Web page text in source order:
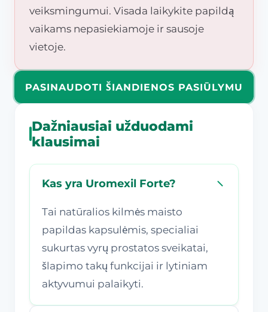
veiksmingumui. Visada laikykite papildą
vaikams nepasiekiamoje ir sausoje
vietoje.
PASINAUDOTI ŠIANDIENOS PASIŪLYMU
Dažniausiai užduodami
klausimai
Kas yra Uromexil Forte?
Tai natūralios kilmės maisto
papildas kapsulėmis, specialiai
sukurtas vyrų prostatos sveikatai,
šlapimo takų funkcijai ir lytiniam
aktyvumui palaikyti.